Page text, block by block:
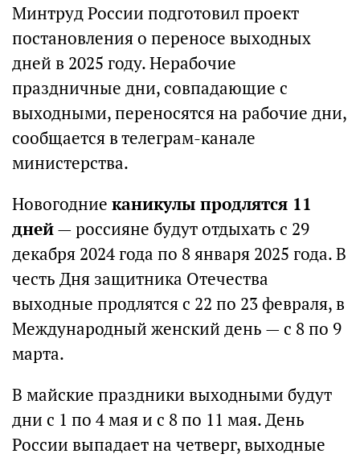
Минтруд России подготовил проект
постановления о переносе выходных
дней в 2025 году. Нерабочие
праздничные дни, совпадающие с
выходными, переносятся на рабочие дни,
сообщается в телеграм-канале
министерства.
Новогодние каникулы продлятся 11
дней— россияне будут отдыхать с 29
декабря 2024 года по 8 января 2025 года. В
честь Дня защитника Отечества
выходные продлятся с 22 по 23 февраля, в
Международный женский день — с 8 по 9
марта.
В майские праздники выходными будут
дни с 1 по 4 мая и с 8 по 11 мая. День
России выпадает на четверг, выходные